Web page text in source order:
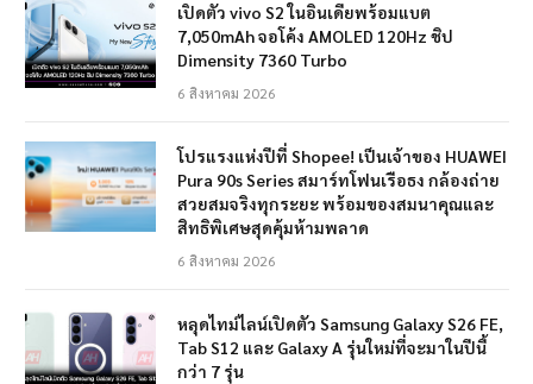
เปิดตัว vivo S2 ในอินเดียพร้อมแบต
7,050mAh จอโค้ง AMOLED 120Hz ชิป
Dimensity 7360 Turbo
6 สิงหาคม 2026
โปรแรงแห่งปีที่ Shopee! เป็นเจ้าของ HUAWEI
Pura 90s Series สมาร์ทโฟนเรือธง กล้องถ่าย
สวยสมจริงทุกระยะ พร้อมของสมนาคุณและ
สิทธิพิเศษสุดคุ้มห้ามพลาด
6 สิงหาคม 2026
หลุดไทม์ไลน์เปิดตัว Samsung Galaxy S26 FE,
Tab S12 และ Galaxy A รุ่นใหม่ที่จะมาในปีนี้
กว่า 7 รุ่น